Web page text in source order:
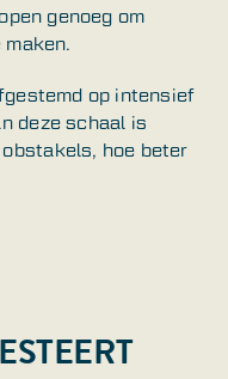
genoeg om
op intensief
deze schaal is
hoe beter